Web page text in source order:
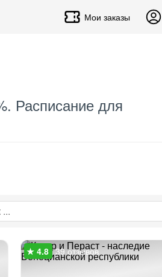
Мои заказы
Расписание для
39 отзывов